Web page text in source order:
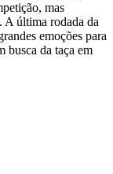
mas
A última rodada da
emoções para
busca da taça em